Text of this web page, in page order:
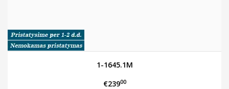
1-1645.1M
€23900